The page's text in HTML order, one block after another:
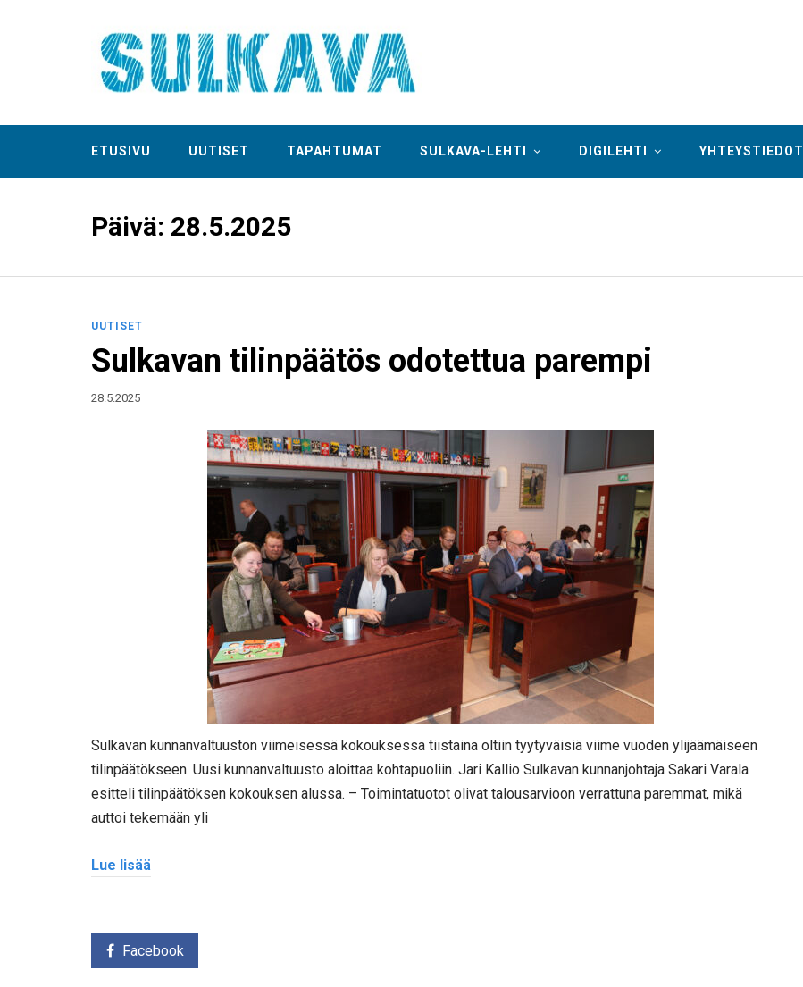
ETUSIVU UUTISET TAPAHTUMAT SULKAVA-LEHTI DIGILEHTI YHTEYSTIEDOT
Päivä: 28.5.2025
UUTISET
Sulkavan tilinpäätös odotettua parempi
28.5.2025
Sulkavan kunnanvaltuuston viimeisessä kokouksessa tiistaina oltiin tyytyväisiä viime vuoden ylijäämäiseen
tilinpäätökseen. Uusi kunnanvaltuusto aloittaa kohtapuoliin. Jari Kallio Sulkavan kunnanjohtaja Sakari Varala
esitteli tilinpäätöksen kokouksen alussa. – Toimintatuotot olivat talousarvioon verrattuna paremmat, mikä
auttoi tekemään yli
Lue lisää
Facebook